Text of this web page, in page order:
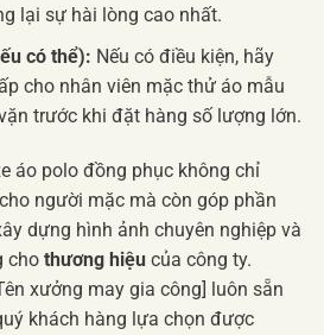
lại sự hài lòng cao nhất.
có thể): Nếu có điều kiện, hãy
cho nhân viên mặc thử áo mẫu
trước khi đặt hàng số lượng lớn.
áo polo đồng phục không chỉ
người mặc mà còn góp phần
dựng hình ảnh chuyên nghiệp và
cho thương hiệu của công ty.
xưởng may gia công] luôn sẵn
khách hàng lựa chọn được